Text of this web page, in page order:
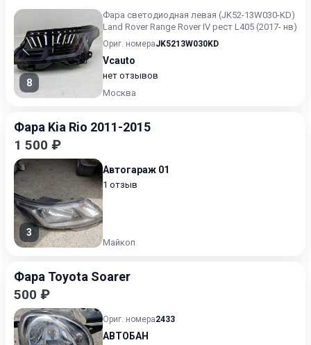
8
Фара светодиодная левая (JK52-13W030-KD)
Land Rover Range Rover IV рест L405 (2017- нв)
Ориг. номераJK5213W030KD
Vcauto
нет отзывов
Москва
Фара Kia Rio 2011-2015
1 500 ₽
3
Автогараж 01
1 отзыв
Майкоп
Фара Toyota Soarer
500 ₽
Ориг. номера2433
АВТОБАН